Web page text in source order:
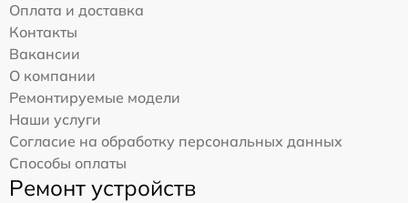
Оплата и доставка
Контакты
Вакансии
О компании
Ремонтируемые модели
Наши услуги
Согласие на обработку персональных данных
Способы оплаты
Ремонт устройств